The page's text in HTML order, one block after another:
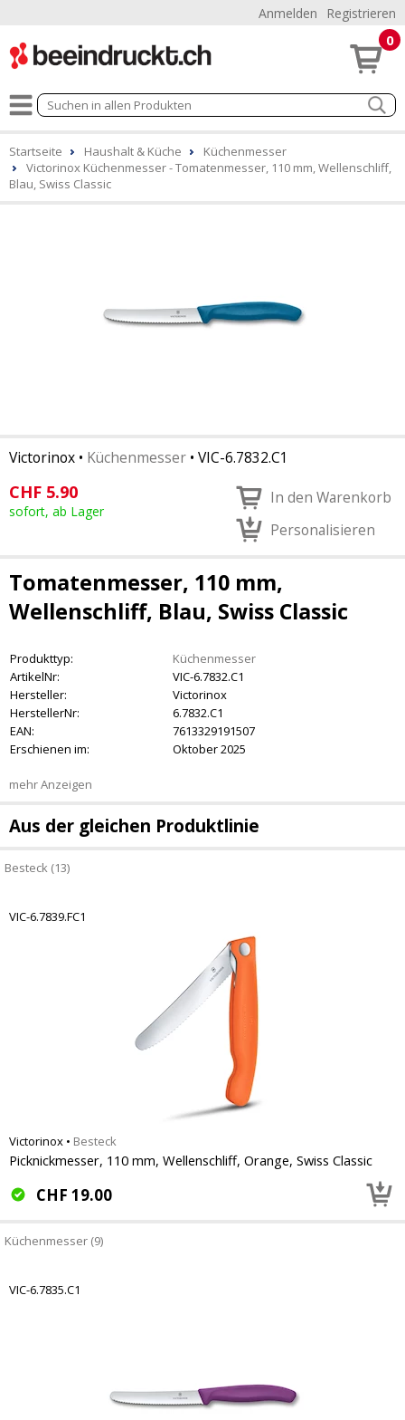
Anmelden Registrieren
0
Startseite Haushalt & Küche
Küchenmesser
Victorinox Küchenmesser - Tomatenmesser, 110 mm, Wellenschliff,
Blau, Swiss Classic
Victorinox • Küchenmesser • VIC-6.7832.C1
CHF 5.90
sofort, ab Lager
In den Warenkorb
Personalisieren
Tomatenmesser, 110 mm,
Wellenschliff, Blau, Swiss Classic
Produkttyp:
Küchenmesser
ArtikelNr:
VIC-6.7832.C1
Hersteller:
Victorinox
HerstellerNr:
6.7832.C1
EAN:
7613329191507
Erschienen im:
Oktober 2025
mehr Anzeigen
Aus der gleichen Produktlinie
Besteck (13)
VIC-6.7839.FC1
Victorinox • Besteck
Picknickmesser, 110 mm, Wellenschliff, Orange, Swiss Classic
CHF 19.00
Küchenmesser (9)
VIC-6.7835.C1